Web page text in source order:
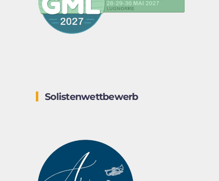
Solistenwettbewerb